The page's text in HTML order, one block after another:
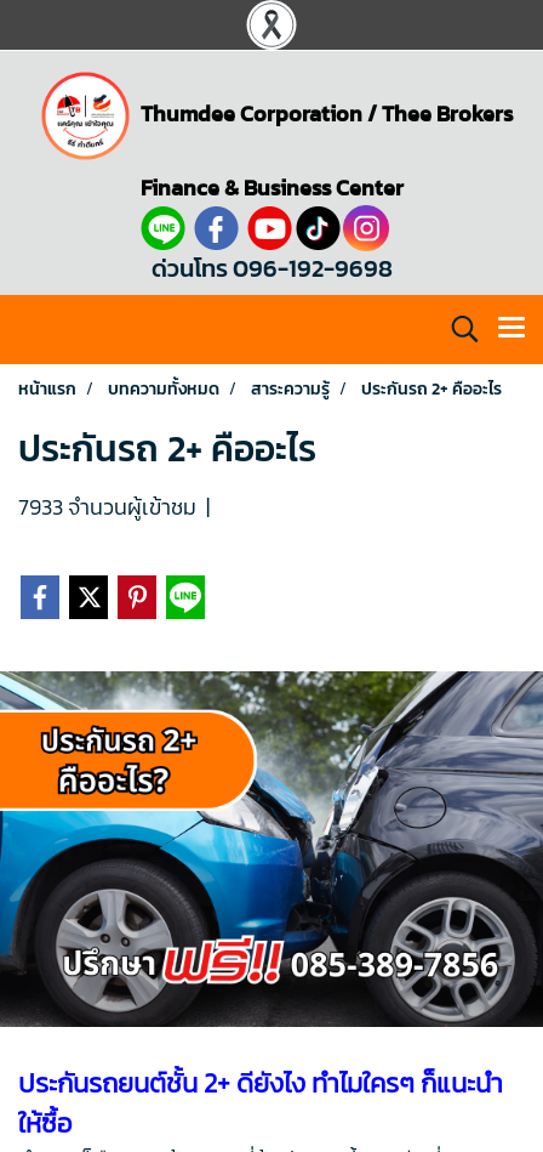
Thumdee Corporation/Thee Brokers
Finance & Business Center
ด่วนโทร 096-192-9698
หน้าแรก บทความทั้งหมด สาระความรู้ ประกันรถ 2+ คืออะไร
ประกันรถ 2+ คืออะไร
7933 จำนวนผู้เข้าชม |
ประกันรถยนต์ชั้น 2+ ดียังไง ทำไมใครๆ ก็แนะนำ
ให้ซื้อ